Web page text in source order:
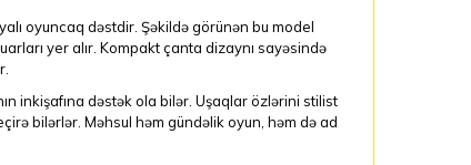
oyuncaq dəstdir. Şəkildə görünən bu model
yer alır. Kompakt çanta dizaynı sayəsində
inkişafına dəstək ola bilər. Uşaqlar özlərini stilist
bilərlər. Məhsul həm gündəlik oyun, həm də ad